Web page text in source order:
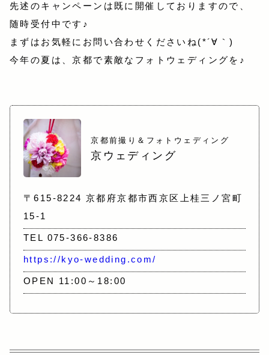
先述のキャンペーンは既に開催しておりますので、
随時受付中です♪
まずはお気軽にお問い合わせくださいね(*´∀｀)
今年の夏は、京都で素敵なフォトウェディングを♪
京都前撮り＆フォトウェディング
京ウェディング
〒615-8224 京都府京都市西京区上桂三ノ宮町
15-1
TEL 075-366-8386
https://kyo-wedding.com/
OPEN 11:00～18:00